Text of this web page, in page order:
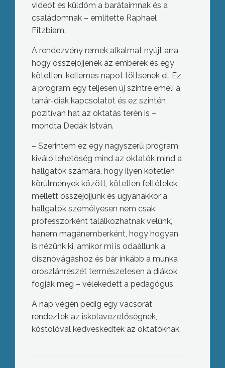
videót és küldöm a barátaimnak és a
családomnak – említette Raphael
Fitzbiam.
A rendezvény remek alkalmat nyújt arra,
hogy összejöjjenek az emberek és egy
kötetlen, kellemes napot töltsenek el. Ez
a program egy teljesen új szintre emeli a
tanár-diák kapcsolatot és ez szintén
pozitívan hat az oktatás terén is –
mondta Dedák István.
– Szerintem ez egy nagyszerű program,
kiváló lehetőség mind az oktatók mind a
hallgatók számára, hogy ilyen kötetlen
körülmények között, kötetlen feltételek
mellett összejöjjünk és ugyanakkor a
hallgatók személyesen nem csak
professzorként találkozhatnak velünk,
hanem magánemberként, hogy hogyan
is nézünk ki, amikor mi is odaállunk a
disznóvágáshoz és bár inkább a munka
oroszlánrészét természetesen a diákok
fogják meg – vélekedett a pedagógus.
A nap végén pedig egy vacsorát
rendeztek az iskolavezetőségnek,
kóstolóval kedveskedtek az oktatóknak.
Házi főzés